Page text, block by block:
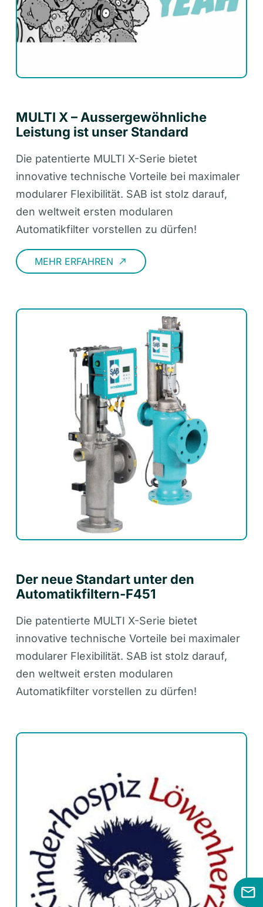
MULTI X – Aussergewöhnliche
Leistung ist unser Standard
Die patentierte MULTI X-Serie bietet
innovative technische Vorteile bei maximaler
modularer Flexibilität. SAB ist stolz darauf,
den weltweit ersten modularen
Automatikfilter vorstellen zu dürfen!
MEHR ERFAHREN call_made
Der neue Standart unter den
Automatikfiltern-F451
Die patentierte MULTI X-Serie bietet
innovative technische Vorteile bei maximaler
modularer Flexibilität. SAB ist stolz darauf,
den weltweit ersten modularen
Automatikfilter vorstellen zu dürfen!